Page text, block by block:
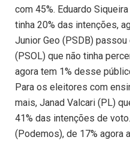
com 45%. Eduardo
tinha 20% das intenções,
Junior Geo (PSDB) passou
(PSOL) que não tinha
agora tem 1% desse
Para os eleitores com
mais, Janad Valcari (PL)
41% das intenções de
(Podemos), de 17% agora